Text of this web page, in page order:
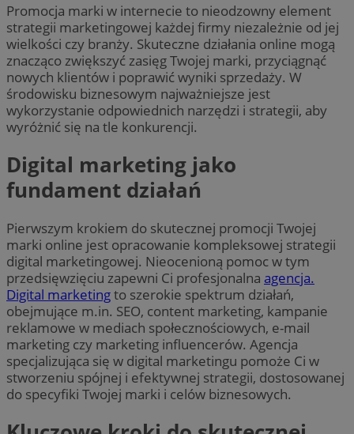
Promocja marki w internecie to nieodzowny element
strategii marketingowej każdej firmy niezależnie od jej
wielkości czy branży. Skuteczne działania online mogą
znacząco zwiększyć zasięg Twojej marki, przyciągnąć
nowych klientów i poprawić wyniki sprzedaży. W
środowisku biznesowym najważniejsze jest
wykorzystanie odpowiednich narzędzi i strategii, aby
wyróżnić się na tle konkurencji.
Digital marketing jako
fundament działań
Pierwszym krokiem do skutecznej promocji Twojej
marki online jest opracowanie kompleksowej strategii
digital marketingowej. Nieocenioną pomoc w tym
przedsięwzięciu zapewni Ci profesjonalna agencja.
Digital marketingto szerokie spektrum działań,
obejmujące m.in. SEO, content marketing, kampanie
reklamowe w mediach społecznościowych, e-mail
marketing czy marketing influencerów. Agencja
specjalizująca się w digital marketingu pomoże Ci w
stworzeniu spójnej i efektywnej strategii, dostosowanej
do specyfiki Twojej marki i celów biznesowych.